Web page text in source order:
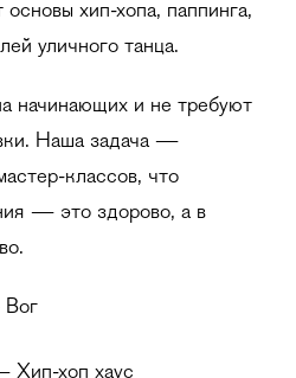
хип-хопа, паппинга,
уличного танца.
начинающих и не требуют
Наша задача —
классов, что
— это здорово, а в
хоп хаус